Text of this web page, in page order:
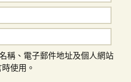
稱、電子郵件地址及個人網站
使用。